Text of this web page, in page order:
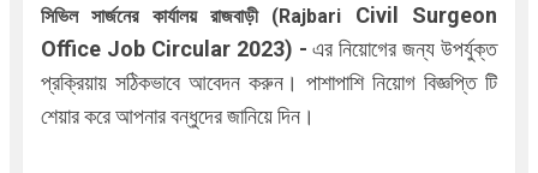
সিভিল সার্জনের কার্যালয় রাজবাড়ী (Rajbari Civil Surgeon
Office Job Circular 2023) - এর নিয়োগের জন্য উপর্যুক্ত
প্রক্রিয়ায় সঠিকভাবে আবেদন করুন। পাশাপাশি নিয়োগ বিজ্ঞপ্তি টি
শেয়ার করে আপনার বন্ধুদের জানিয়ে দিন।